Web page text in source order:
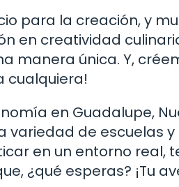
para la creación, y
en creatividad
manera única. Y,
cualquiera!
en Guadalupe,
variedad de escuelas
en un entorno real,
¿qué esperas? ¡Tu